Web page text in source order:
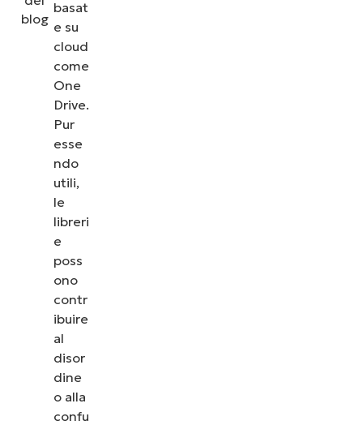
basat
e su
cloud
come
One
Drive.
Pur
esse
ndo
utili,
le
libreri
e
poss
ono
contr
ibuire
al
disor
dine
o alla
confu